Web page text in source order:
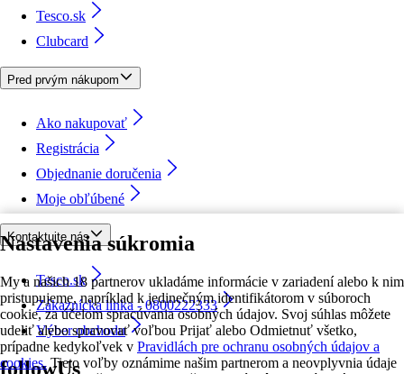
Nastavenia súkromia
My a našich 18 partnerov ukladáme informácie v zariadení alebo k nim
pristupujeme, napríklad k jedinečným identifikátorom v súboroch
cookie, za účelom spracúvania osobných údajov. Svoj súhlas môžete
udeliť alebo spravovať voľbou Prijať alebo Odmietnuť všetko,
prípadne kedykoľvek v Pravidlách pre ochranu osobných údajov a
cookies. Tieto voľby oznámime našim partnerom a neovplyvnia údaje
Tesco.sk
Clubcard
Pred prvým nákupom
Ako nakupovať
Registrácia
Objednanie doručenia
Moje obľúbené
Kontaktujte nás
Tesco.sk
Zákaznícka linka - 0800222333
Výber obchodu
followUs